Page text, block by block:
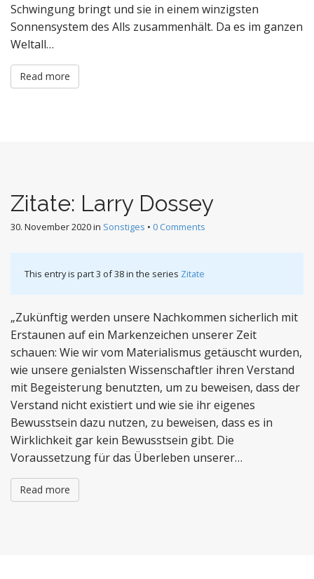
Schwingung bringt und sie in einem winzigsten
Sonnensystem des Alls zusammenhält. Da es im ganzen
Weltall…
Read more
Zitate: Larry Dossey
30. November 2020in Sonstiges • 0 Comments
This entry is part 3 of 38 in the series Zitate
„Zukünftig werden unsere Nachkommen sicherlich mit
Erstaunen auf ein Markenzeichen unserer Zeit
schauen: Wie wir vom Materialismus getäuscht wurden,
wie unsere genialsten Wissenschaftler ihren Verstand
mit Begeisterung benutzten, um zu beweisen, dass der
Verstand nicht existiert und wie sie ihr eigenes
Bewusstsein dazu nutzen, zu beweisen, dass es in
Wirklichkeit gar kein Bewusstsein gibt. Die
Voraussetzung für das Überleben unserer…
Read more